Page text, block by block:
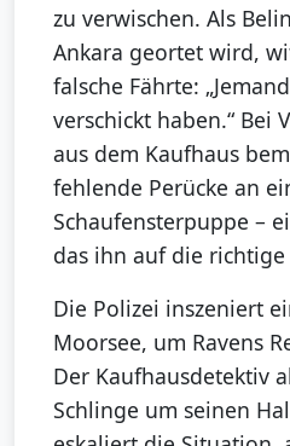
zu verwischen. Als
Ankara geortet wird,
falsche Fährte:
verschickt haben.“ Bei
aus dem Kaufhaus
fehlende Perücke an
Schaufensterpuppe –
das ihn auf die
Die Polizei inszeniert
Moorsee, um Ravens
Der Kaufhausdetektiv
Schlinge um seinen